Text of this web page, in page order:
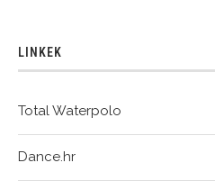
LINKEK
Total Waterpolo
Dance.hr